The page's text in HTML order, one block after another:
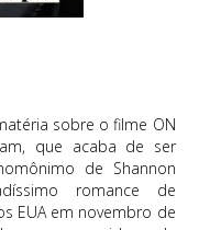
sobre o filme ON
que acaba de ser
de Shannon
romance de
EUA em novembro de